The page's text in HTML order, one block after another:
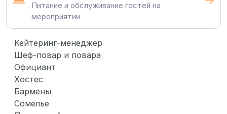
Питание и обслуживание гостей на
мероприятии
Кейтеринг-менеджер
Шеф-повар и повара
Официант
Хостес
Бармены
Сомелье